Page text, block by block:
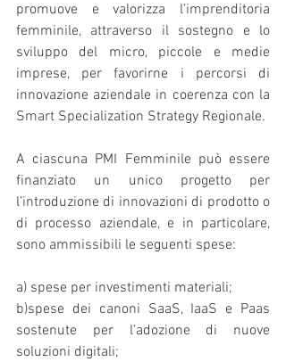
promuove e valorizza l’imprenditoria
femminile, attraverso il sostegno e lo
sviluppo del micro, piccole e medie
imprese, per favorirne i percorsi di
innovazione aziendale in coerenza con la
Smart Specialization Strategy Regionale.
A ciascuna PMI Femminile può essere
finanziato un unico progetto per
l’introduzione di innovazioni di prodotto o
di processo aziendale, e in particolare,
sono ammissibili le seguenti spese:
a) spese per investimenti materiali;
b)spese dei canoni SaaS, IaaS e Paas
sostenute per l’adozione di nuove
soluzioni digitali;